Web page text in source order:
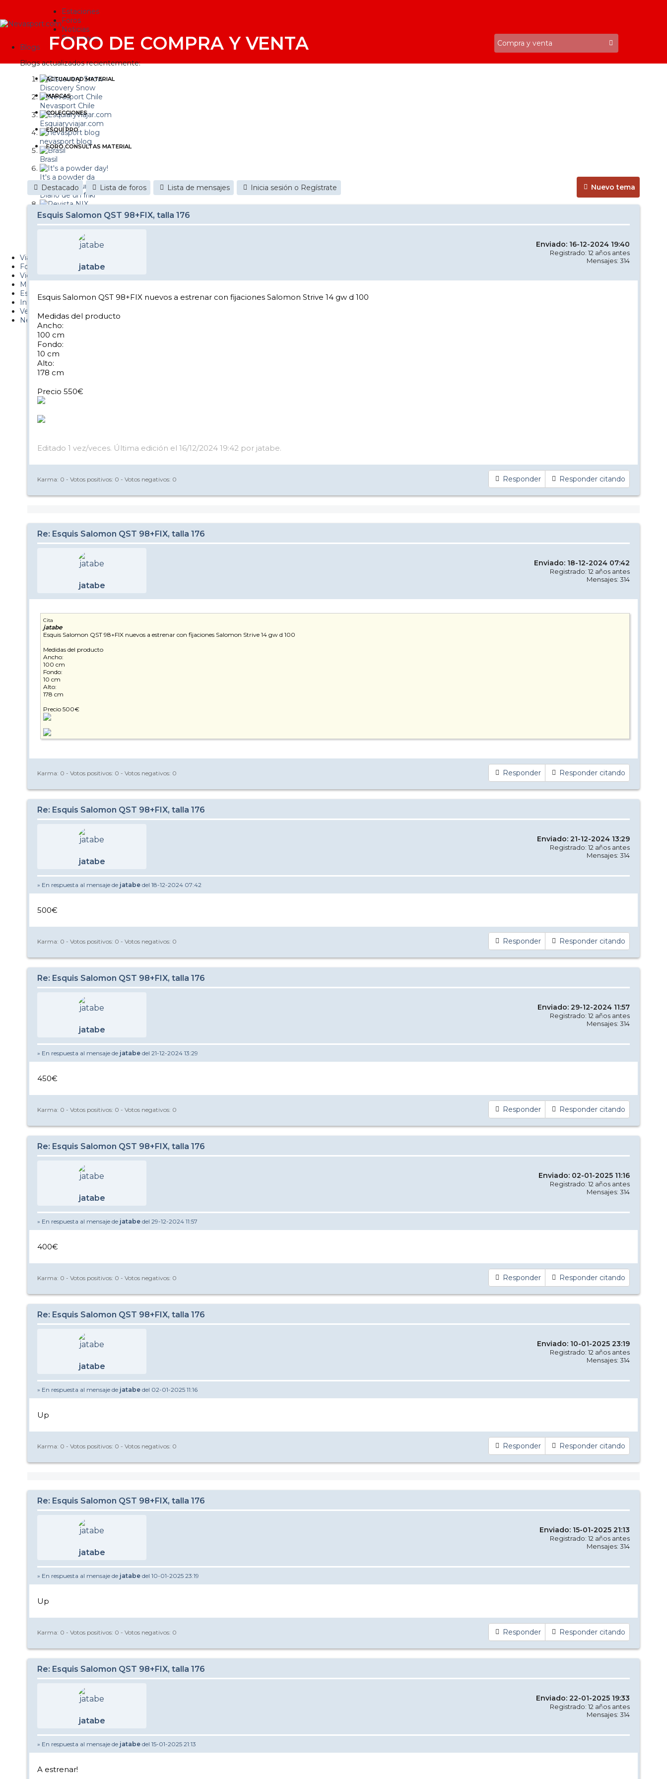
Estaciones
Foros
Noticias
Reportajes
Blogs
Blogs actualizados recientemente:
Discovery Snow
Nevasport Chile
Esquiaryviajar.com
nevasport blog
Brasil
It's a powder da
Diario de un friki
Revista NIX
PUCAF - Blog
Viajes
Fotos
Videos
Material
Esquí Pro
Infonieve
Verano
Nevalog
FORO DE COMPRA Y VENTA
ACTUALIDAD MATERIAL
MARCAS
COLECCIONES
ESQUÍ PRO
FORO CONSULTAS MATERIAL
Nuevo tema
Destacado Lista de foros Lista de mensajes Inicia sesión o Regístrate
Esquis Salomon QST 98+FIX, talla 176
jatabe
Enviado: 16-12-2024 19:40
Registrado: 12 años antes
Mensajes: 314
Esquis Salomon QST 98+FIX nuevos a estrenar con fijaciones Salomon Strive 14 gw d 100
Medidas del producto
Ancho:
100 cm
Fondo:
10 cm
Alto:
178 cm
Precio 550€
Editado 1 vez/veces. Última edición el 16/12/2024 19:42 por jatabe.
Responder Responder citando
Karma: 0 - Votos positivos: 0 - Votos negativos: 0
Re: Esquis Salomon QST 98+FIX, talla 176
jatabe
Enviado: 18-12-2024 07:42
Registrado: 12 años antes
Mensajes: 314
Cita
jatabe
Esquis Salomon QST 98+FIX nuevos a estrenar con fijaciones Salomon Strive 14 gw d 100
Medidas del producto
Ancho:
100 cm
Fondo:
10 cm
Alto:
178 cm
Precio 500€
Responder Responder citando
Karma: 0 - Votos positivos: 0 - Votos negativos: 0
Re: Esquis Salomon QST 98+FIX, talla 176
jatabe
Enviado: 21-12-2024 13:29
Registrado: 12 años antes
Mensajes: 314
» En respuesta al mensaje de jatabe del 18-12-2024 07:42
500€
Responder Responder citando
Karma: 0 - Votos positivos: 0 - Votos negativos: 0
Re: Esquis Salomon QST 98+FIX, talla 176
jatabe
Enviado: 29-12-2024 11:57
Registrado: 12 años antes
Mensajes: 314
» En respuesta al mensaje de jatabe del 21-12-2024 13:29
450€
Responder Responder citando
Karma: 0 - Votos positivos: 0 - Votos negativos: 0
Re: Esquis Salomon QST 98+FIX, talla 176
jatabe
Enviado: 02-01-2025 11:16
Registrado: 12 años antes
Mensajes: 314
» En respuesta al mensaje de jatabe del 29-12-2024 11:57
400€
Responder Responder citando
Karma: 0 - Votos positivos: 0 - Votos negativos: 0
Re: Esquis Salomon QST 98+FIX, talla 176
jatabe
Enviado: 10-01-2025 23:19
Registrado: 12 años antes
Mensajes: 314
» En respuesta al mensaje de jatabe del 02-01-2025 11:16
Up
Responder Responder citando
Karma: 0 - Votos positivos: 0 - Votos negativos: 0
Re: Esquis Salomon QST 98+FIX, talla 176
jatabe
Enviado: 15-01-2025 21:13
Registrado: 12 años antes
Mensajes: 314
» En respuesta al mensaje de jatabe del 10-01-2025 23:19
Up
Responder Responder citando
Karma: 0 - Votos positivos: 0 - Votos negativos: 0
Re: Esquis Salomon QST 98+FIX, talla 176
jatabe
Enviado: 22-01-2025 19:33
Registrado: 12 años antes
Mensajes: 314
» En respuesta al mensaje de jatabe del 15-01-2025 21:13
A estrenar!